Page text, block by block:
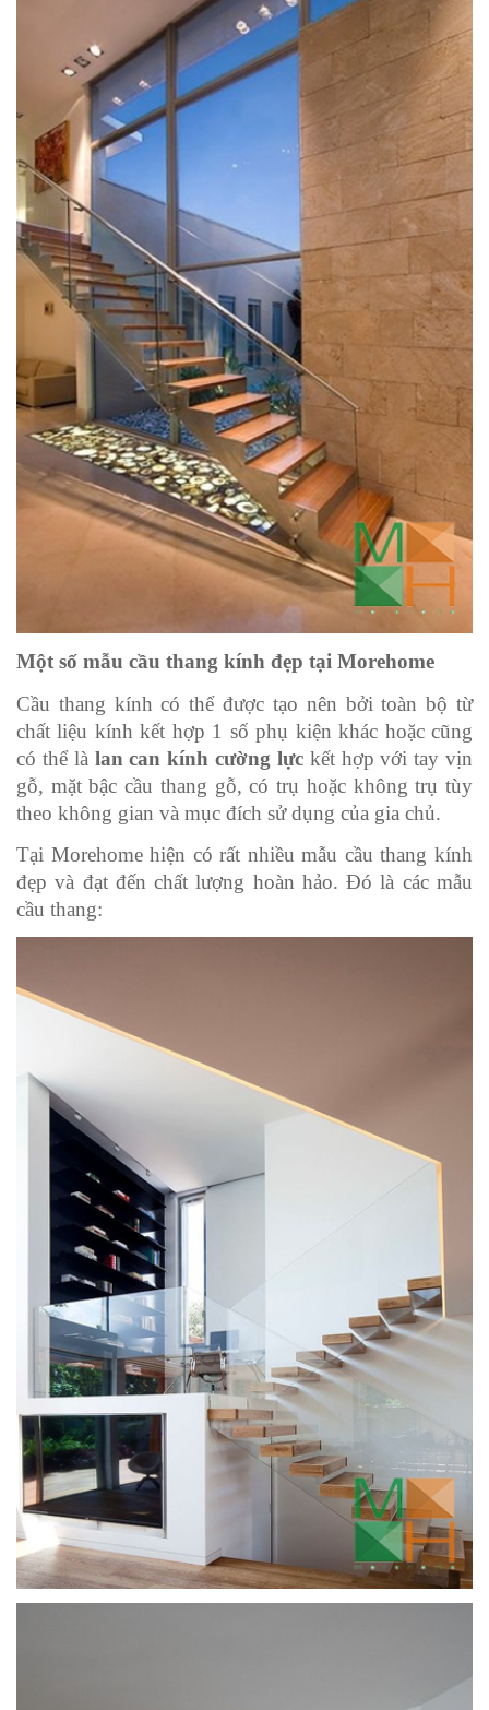
Một số mẫu cầu thang kính đẹp tại Morehome
Cầu thang kính có thể được tạo nên bởi toàn bộ từ
chất liệu kính kết hợp 1 số phụ kiện khác hoặc cũng
có thể là lan can kính cường lực kết hợp với tay vịn
gỗ, mặt bậc cầu thang gỗ, có trụ hoặc không trụ tùy
theo không gian và mục đích sử dụng của gia chủ.
Tại Morehome hiện có rất nhiều mẫu cầu thang kính
đẹp và đạt đến chất lượng hoàn hảo. Đó là các mẫu
cầu thang: